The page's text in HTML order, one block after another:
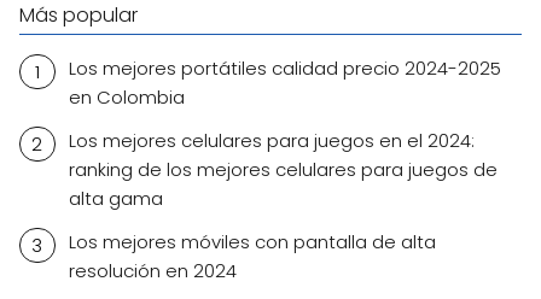
Más popular
Los mejores portátiles calidad precio 2024-2025
en Colombia
Los mejores celulares para juegos en el 2024:
ranking de los mejores celulares para juegos de
alta gama
Los mejores móviles con pantalla de alta
resolución en 2024